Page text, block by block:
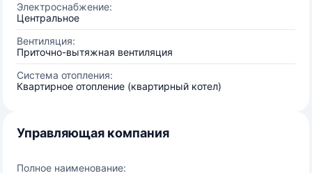
Электроснабжение:
Центральное
Вентиляция:
Приточно-вытяжная вентиляция
Система отопления:
Квартирное отопление (квартирный котел)
Управляющая компания
Полное наименование: